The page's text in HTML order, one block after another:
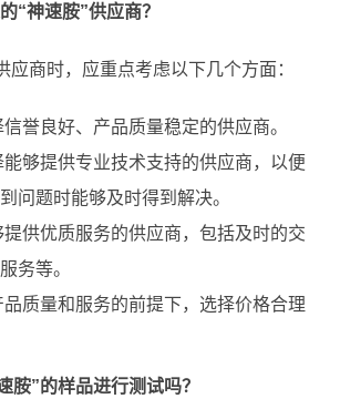
“神速胺”供应商？
应商时，应重点考虑以下几个方面：
信誉良好、产品质量稳定的供应商。
能够提供专业技术支持的供应商，以便
问题时能够及时得到解决。
提供优质服务的供应商，包括及时的交
务等。
质量和服务的前提下，选择价格合理
胺”的样品进行测试吗？